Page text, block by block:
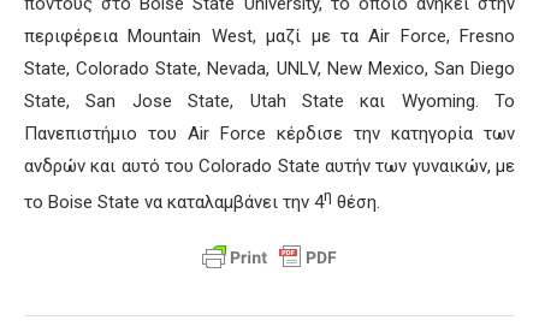
περιφέρεια Mountain West, μαζί με τα Air Force, Fresno
State, Colorado State, Nevada, UNLV, New Mexico, San Diego
State, San Jose State, Utah State και Wyoming. Το
Πανεπιστήμιο του Air Force κέρδισε την κατηγορία των
ανδρών και αυτό του Colorado State αυτήν των γυναικών, με
το Boise State να καταλαμβάνει την 4η θέση.